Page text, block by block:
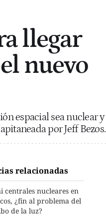
llegar
nuevo
espacial sea nuclear y
por Jeff Bezos.
relacionadas
centrales nucleares en
¿fin al problema del
de la luz?